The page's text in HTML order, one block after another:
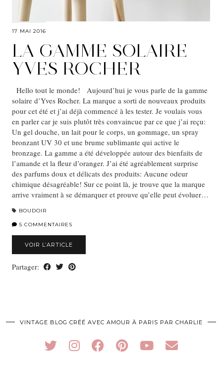
17 MAI 2016
LA GAMME SOLAIRE
YVES ROCHER
Hello tout le monde! Aujourd’hui je vous parle de la gamme
solaire d’Yves Rocher. La marque a sorti de nouveaux produits
pour cet été et j’ai déjà commencé à les tester. Je voulais vous
en parler car je suis plutôt très convaincue par ce que j’ai reçu:
Un gel douche, un lait pour le corps, un gommage, un spray
bronzant UV 30 et une brume sublimante qui active le
bronzage. La gamme a été développée autour des bienfaits de
l’amande et la fleur d’oranger. J’ai été agréablement surprise
des parfums doux et délicats des produits: Aucune odeur
chimique désagréable! Sur ce point là, je trouve que la marque
arrive vraiment à se démarquer et prouve qu’elle peut évoluer…
BOUDOIR
5 COMMENTAIRES
VOIR L’ARTICLE
Partager:
VINTAGE BLOG CRÉÉ AVEC AMOUR À PARIS PAR CHARLIE